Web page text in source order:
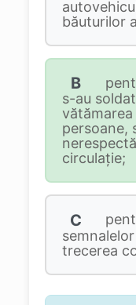
băuturilor
B
s-au
persoane,
circulaţie;
C
trecerea